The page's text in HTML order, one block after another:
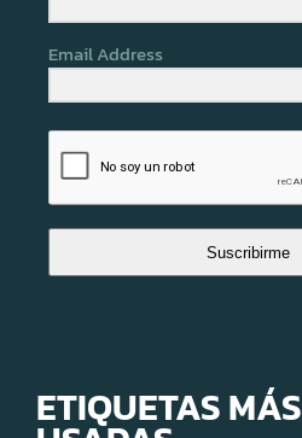
Email Address
Suscribirme
ETIQUETAS MÁS